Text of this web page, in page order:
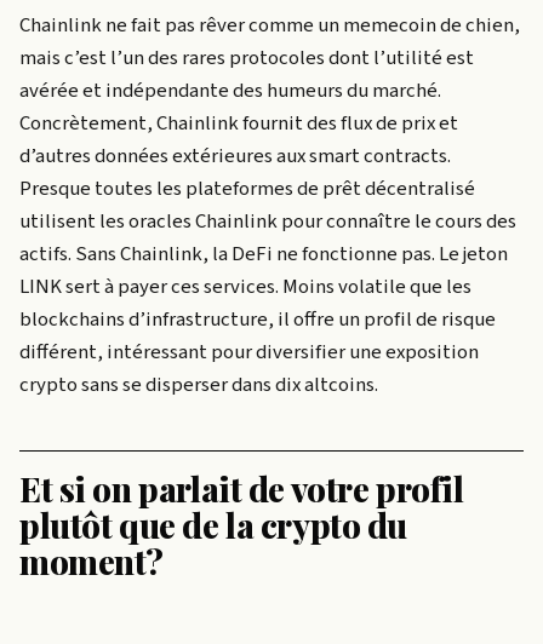
Chainlink ne fait pas rêver comme un memecoin de chien,
mais c’est l’un des rares protocoles dont l’utilité est
avérée et indépendante des humeurs du marché.
Concrètement, Chainlink fournit des flux de prix et
d’autres données extérieures aux smart contracts.
Presque toutes les plateformes de prêt décentralisé
utilisent les oracles Chainlink pour connaître le cours des
actifs. Sans Chainlink, la DeFi ne fonctionne pas. Le jeton
LINK sert à payer ces services. Moins volatile que les
blockchains d’infrastructure, il offre un profil de risque
différent, intéressant pour diversifier une exposition
crypto sans se disperser dans dix altcoins.
Et si on parlait de votre profil
plutôt que de la crypto du
moment?